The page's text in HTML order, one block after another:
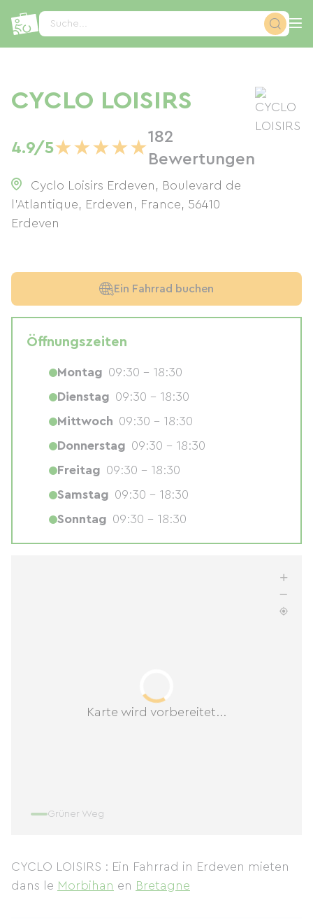
Suche...
CYCLO LOISIRS
4.9/5★★★★★
182
Bewertungen
Cyclo Loisirs Erdeven, Boulevard de
l'Atlantique, Erdeven, France, 56410
Erdeven
Karte wird vorbereitet...
Grüner Weg
CYCLO LOISIRS : Ein Fahrrad in Erdeven mieten
dans le Morbihan en Bretagne
Ein Fahrrad buchen
Öffnungszeiten
Montag 09:30 - 18:30
Dienstag 09:30 - 18:30
Mittwoch 09:30 - 18:30
Donnerstag 09:30 - 18:30
Freitag 09:30 - 18:30
Samstag 09:30 - 18:30
Sonntag 09:30 - 18:30
Cookie-Einstellungen